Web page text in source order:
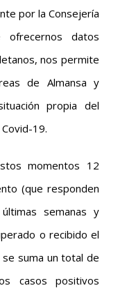
por la Consejería
ofrecernos datos
nos permite
de Almansa y
propia del
19.
momentos 12
(que responden
semanas y
o recibido el
suma un total de
casos positivos